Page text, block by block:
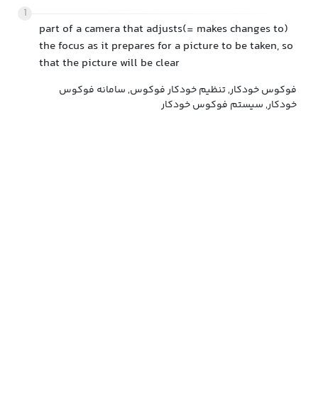
1
part of a camera that adjusts(= makes changes to)
the focus as it prepares for a picture to be taken, so
that the picture will be clear
فوکوس خودکار, تنظیم خودکار فوکوس, سامانه فوکوس
خودکار, سیستم فوکوس خودکار